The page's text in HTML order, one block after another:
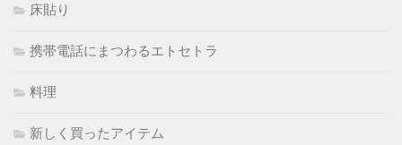
床貼り
携帯電話にまつわるエトセトラ
料理
新しく買ったアイテム